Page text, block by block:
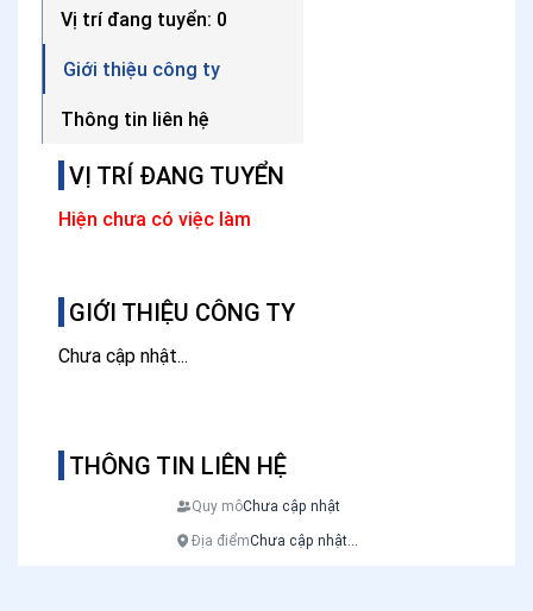
VỊ TRÍ ĐANG TUYỂN
Hiện chưa có việc làm
GIỚI THIỆU CÔNG TY
Chưa cập nhật...
THÔNG TIN LIÊN HỆ
Quy môChưa cập nhật
Địa điểmChưa cập nhật...
Vị trí đang tuyển: 0
Giới thiệu công ty
Thông tin liên hệ